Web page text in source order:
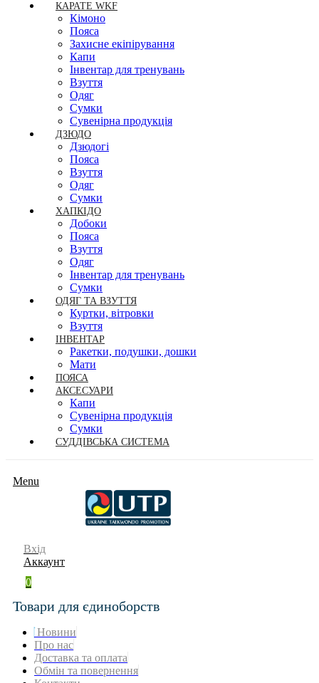
КАРАТЕ WKF
Кімоно
Пояса
Захисне екіпірування
Капи
Інвентар для тренувань
Взуття
Одяг
Сумки
Сувенірна продукція
ДЗЮДО
Дзюдогі
Пояса
Взуття
Одяг
Сумки
ХАПКІДО
Добоки
Пояса
Взуття
Одяг
Інвентар для тренувань
Сумки
ОДЯГ ТА ВЗУТТЯ
Куртки, вітровки
Взуття
ІНВЕНТАР
Ракетки, подушки, дошки
Мати
ПОЯСА
АКСЕСУАРИ
Капи
Сувенірна продукція
Сумки
СУДДІВСЬКА СИСТЕМА
Menu
Вхід
Аккаунт
0
Товари для єдиноборств
Новини
Про нас
Доставка та оплата
Обмін та повернення